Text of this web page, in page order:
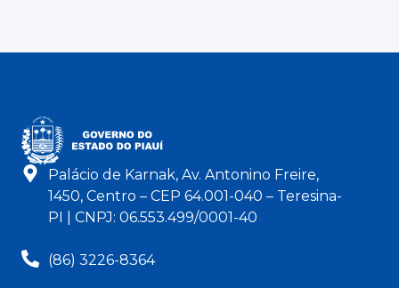
Palácio de Karnak, Av. Antonino Freire,
1450, Centro – CEP 64.001-040 – Teresina-
PI | CNPJ: 06.553.499/0001-40
(86) 3226-8364